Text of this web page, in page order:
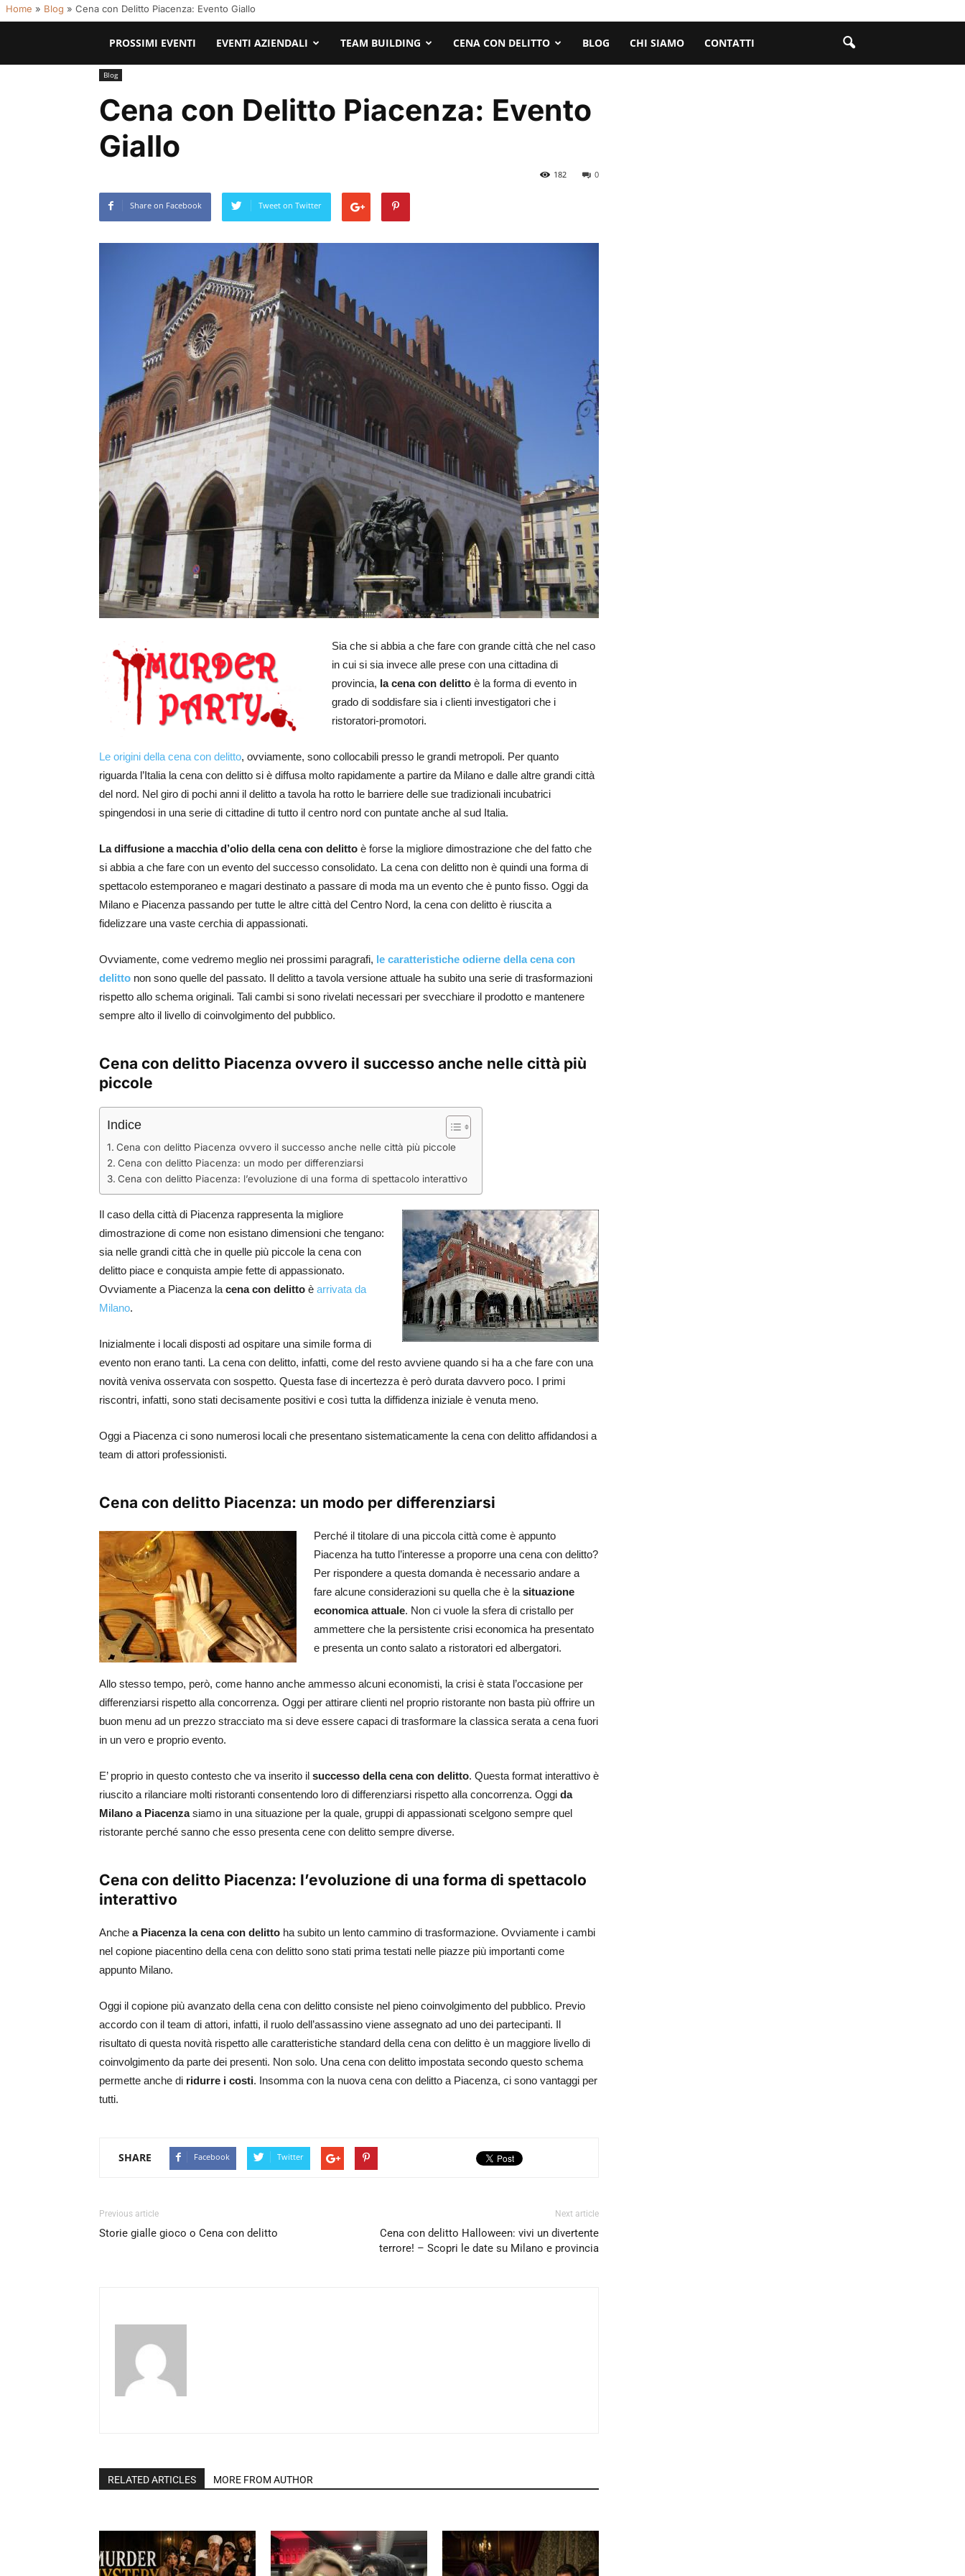
Home » Blog » Cena con Delitto Piacenza: Evento Giallo
PROSSIMI EVENTI EVENTI AZIENDALI TEAM BUILDING CENA CON DELITTO BLOG CHI SIAMO CONTATTI
Blog
Cena con Delitto Piacenza: Evento
Giallo
0
182
Share on Facebook Tweet on Twitter
Sia che si abbia a che fare con grande città che nel caso
in cui si sia invece alle prese con una cittadina di
provincia, la cena con delitto è la forma di evento in
grado di soddisfare sia i clienti investigatori che i
ristoratori-promotori.
Le origini della cena con delitto, ovviamente, sono collocabili presso le grandi metropoli. Per quanto
riguarda l’Italia la cena con delitto si è diffusa molto rapidamente a partire da Milano e dalle altre grandi città
del nord. Nel giro di pochi anni il delitto a tavola ha rotto le barriere delle sue tradizionali incubatrici
spingendosi in una serie di cittadine di tutto il centro nord con puntate anche al sud Italia.
La diffusione a macchia d’olio della cena con delitto è forse la migliore dimostrazione che del fatto che
si abbia a che fare con un evento del successo consolidato. La cena con delitto non è quindi una forma di
spettacolo estemporaneo e magari destinato a passare di moda ma un evento che è punto fisso. Oggi da
Milano e Piacenza passando per tutte le altre città del Centro Nord, la cena con delitto è riuscita a
fidelizzare una vaste cerchia di appassionati.
Ovviamente, come vedremo meglio nei prossimi paragrafi, le caratteristiche odierne della cena con
delitto non sono quelle del passato. Il delitto a tavola versione attuale ha subito una serie di trasformazioni
rispetto allo schema originali. Tali cambi si sono rivelati necessari per svecchiare il prodotto e mantenere
sempre alto il livello di coinvolgimento del pubblico.
Cena con delitto Piacenza ovvero il successo anche nelle città più
piccole
Indice
Cena con delitto Piacenza ovvero il successo anche nelle città più piccole
Cena con delitto Piacenza: un modo per differenziarsi
Cena con delitto Piacenza: l’evoluzione di una forma di spettacolo interattivo
Il caso della città di Piacenza rappresenta la migliore
dimostrazione di come non esistano dimensioni che tengano:
sia nelle grandi città che in quelle più piccole la cena con
delitto piace e conquista ampie fette di appassionato.
Ovviamente a Piacenza la cena con delitto è arrivata da
Milano.
Inizialmente i locali disposti ad ospitare una simile forma di
evento non erano tanti. La cena con delitto, infatti, come del resto avviene quando si ha a che fare con una
novità veniva osservata con sospetto. Questa fase di incertezza è però durata davvero poco. I primi
riscontri, infatti, sono stati decisamente positivi e così tutta la diffidenza iniziale è venuta meno.
Oggi a Piacenza ci sono numerosi locali che presentano sistematicamente la cena con delitto affidandosi a
team di attori professionisti.
Cena con delitto Piacenza: un modo per differenziarsi
Perché il titolare di una piccola città come è appunto
Piacenza ha tutto l’interesse a proporre una cena con delitto?
Per rispondere a questa domanda è necessario andare a
fare alcune considerazioni su quella che è la situazione
economica attuale. Non ci vuole la sfera di cristallo per
ammettere che la persistente crisi economica ha presentato
e presenta un conto salato a ristoratori ed albergatori.
Allo stesso tempo, però, come hanno anche ammesso alcuni economisti, la crisi è stata l’occasione per
differenziarsi rispetto alla concorrenza. Oggi per attirare clienti nel proprio ristorante non basta più offrire un
buon menu ad un prezzo stracciato ma si deve essere capaci di trasformare la classica serata a cena fuori
in un vero e proprio evento.
E’ proprio in questo contesto che va inserito il successo della cena con delitto. Questa format interattivo è
riuscito a rilanciare molti ristoranti consentendo loro di differenziarsi rispetto alla concorrenza. Oggi da
Milano a Piacenzasiamo in una situazione per la quale, gruppi di appassionati scelgono sempre quel
ristorante perché sanno che esso presenta cene con delitto sempre diverse.
Cena con delitto Piacenza: l’evoluzione di una forma di spettacolo
interattivo
Anche a Piacenza la cena con delitto ha subito un lento cammino di trasformazione. Ovviamente i cambi
nel copione piacentino della cena con delitto sono stati prima testati nelle piazze più importanti come
appunto Milano.
Oggi il copione più avanzato della cena con delitto consiste nel pieno coinvolgimento del pubblico. Previo
accordo con il team di attori, infatti, il ruolo dell’assassino viene assegnato ad uno dei partecipanti. Il
risultato di questa novità rispetto alle caratteristiche standard della cena con delitto è un maggiore livello di
coinvolgimento da parte dei presenti. Non solo. Una cena con delitto impostata secondo questo schema
permette anche di ridurre i costi. Insomma con la nuova cena con delitto a Piacenza, ci sono vantaggi per
tutti.
SHARE Facebook Twitter
Previous article
Storie gialle gioco o Cena con delitto
Next article
Cena con delitto Halloween: vivi un divertente
terrore! – Scopri le date su Milano e provincia
RELATED ARTICLES MORE FROM AUTHOR